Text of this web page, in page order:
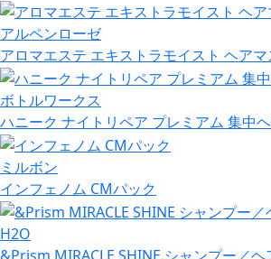
アルペンローゼ
アロマエステ エキストラモイスト ヘアマ
ボトルワークス
ハニーク ナイトリペア プレミアム 集中
ミルボン
インフェノム CMパック
H2O
&Prism MIRACLE SHINE シャンプー／ヘ